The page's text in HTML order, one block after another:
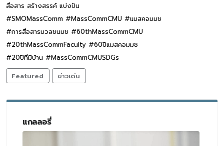
สื่อสาร สร้างสรรค์ แบ่งปัน
#SMOMassComm #MassCommCMU #แมสคอมมช
#การสื่อสารมวลชนมช #60thMassCommCMU
#20thMassCommFaculty #60ปีแมสคอมมช
#20ปีที่มีบ้าน #MassCommCMUSDGs
Featured
ข่าวเด่น
แกลลอรี่